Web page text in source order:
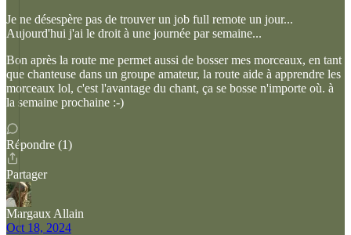
Je ne désespère pas de trouver un job full remote un jour...
Aujourd'hui j'ai le droit à une journée par semaine...
Bon après la route me permet aussi de bosser mes morceaux, en tant
que chanteuse dans un groupe amateur, la route aide à apprendre les
morceaux lol, c'est l'avantage du chant, ça se bosse n'importe où. à
la semaine prochaine :-)
Répondre (1)
Partager
Margaux Allain
Oct 18, 2024